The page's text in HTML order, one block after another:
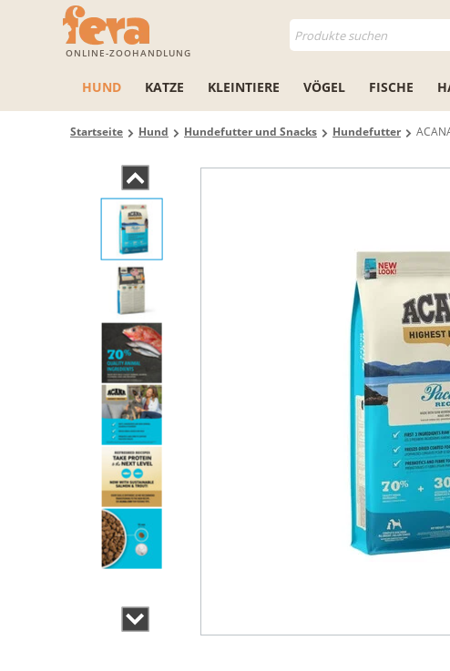
ONLINE-ZOOHANDLUNG
HUND KATZE KLEINTIERE VÖGEL FISCHE
Startseite Hund Hundefutter und Snacks Hundefutter